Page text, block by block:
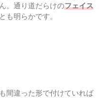
。通り道だらけのフェイス
も明らかです。
間違った形で付けていれば